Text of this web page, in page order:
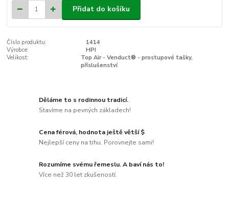
Přidat do košíku
Číslo produktu:
1414
Výrobce:
HPI
Velikost:
Top Air - Venduct® - prostupové tašky,
příslušenství
Děláme to s rodinnou tradicí.
Stavíme na pevných základech!
Cena férová, hodnota ještě větší $
Nejlepší ceny na trhu. Porovnejte sami!
Rozumíme svému řemeslu. A baví nás to!
Více než 30 let zkušeností.